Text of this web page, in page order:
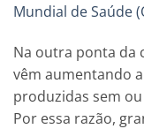
Mundial de Saúde
Na outra ponta da
vêm aumentando
produzidas sem
Por essa razão,